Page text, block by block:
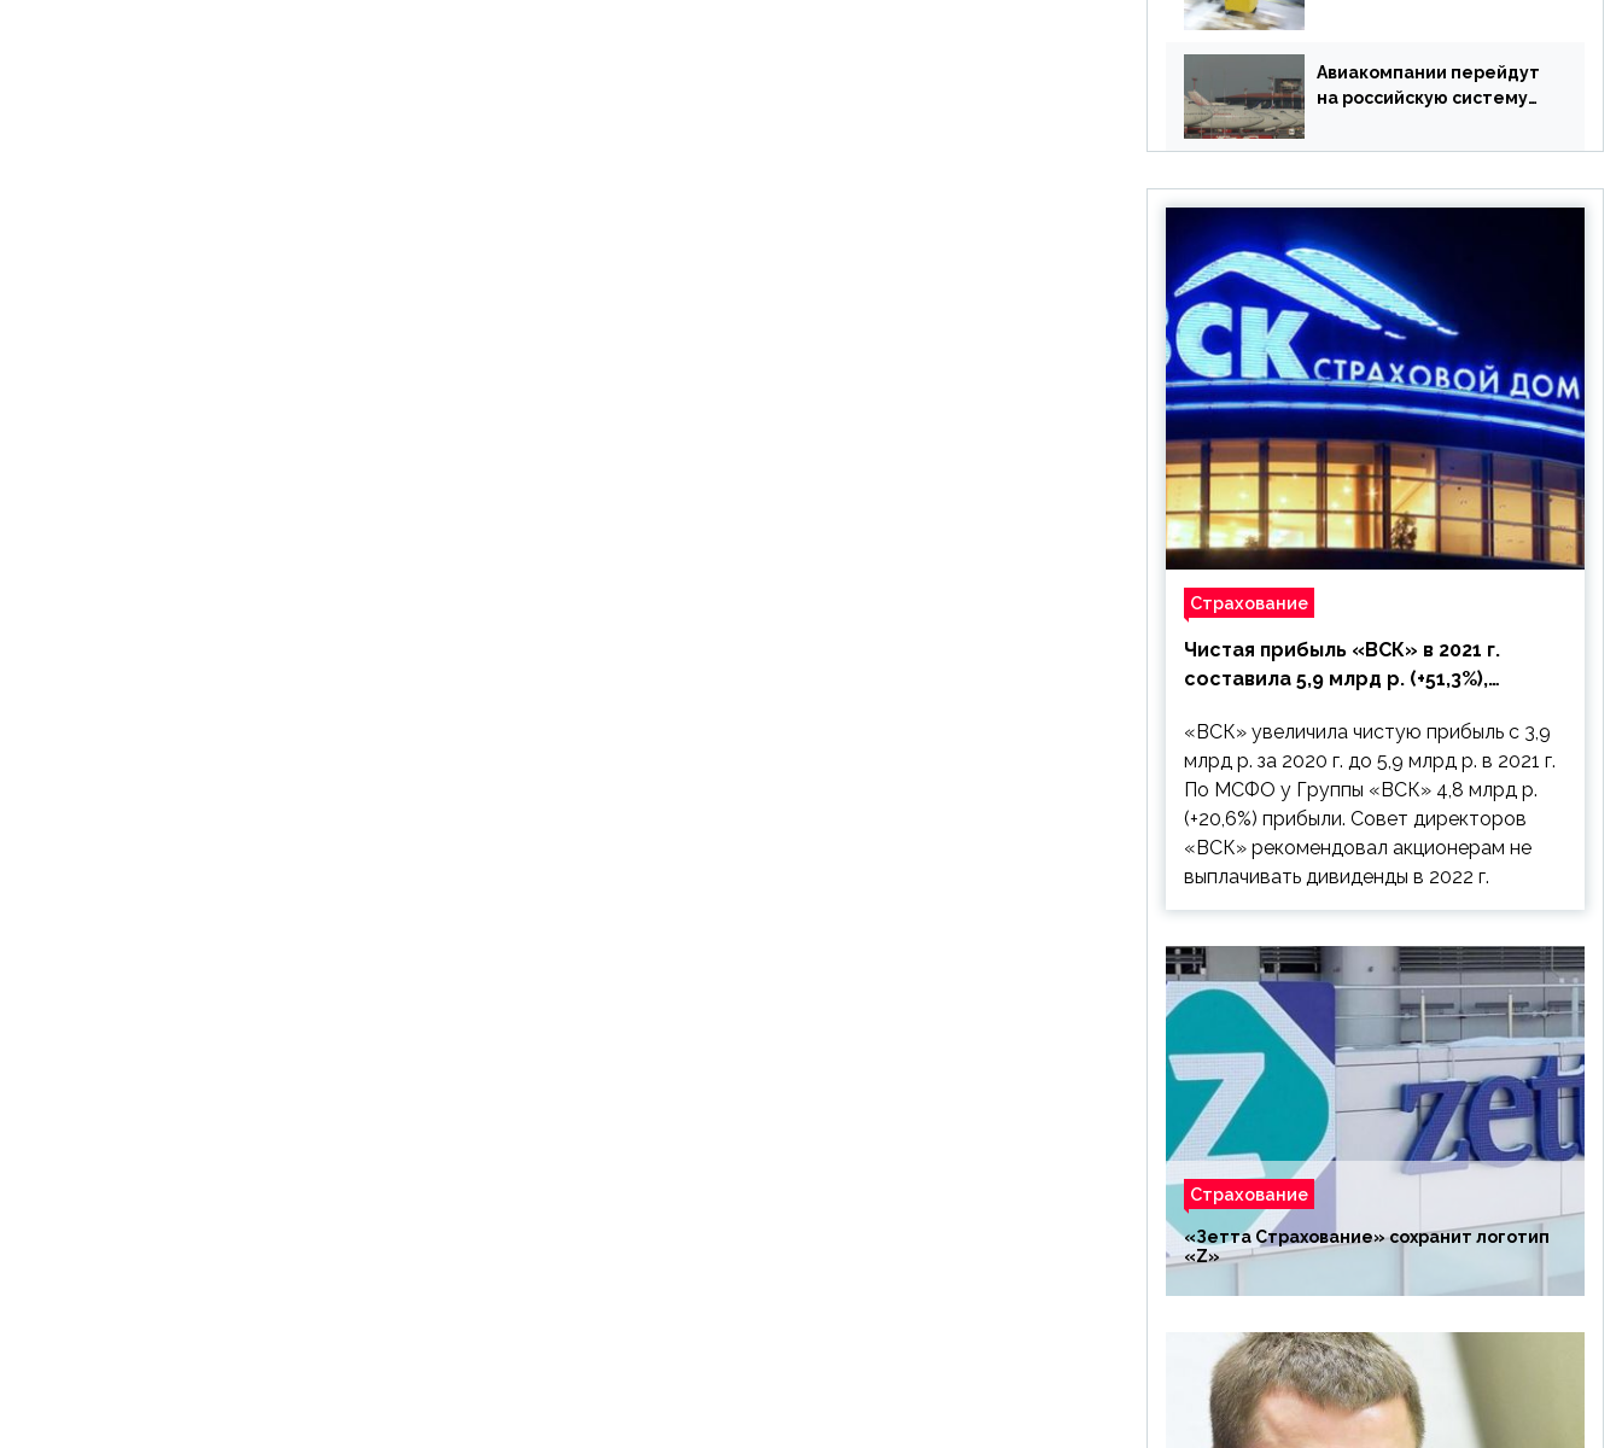
Авиакомпании перейдут
на российскую систему
Страхование
Чистая прибыль «ВСК» в 2021 г.
составила 5,9 млрд р. (+51,3%),
выплачивать
«ВСК» увеличила чистую прибыль с 3,9
млрд р. за 2020 г. до 5,9 млрд р. в 2021 г.
По МСФО у Группы «ВСК» 4,8 млрд р.
(+20,6%) прибыли. Совет директоров
«ВСК» рекомендовал акционерам не
выплачивать дивиденды в 2022 г.
Страхование
«Зетта Страхование» сохранит логотип
«Z»